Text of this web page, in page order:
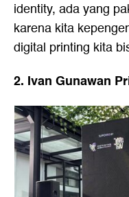
identity, ada yang
karena kita
digital printing kita
2. Ivan Gunawan